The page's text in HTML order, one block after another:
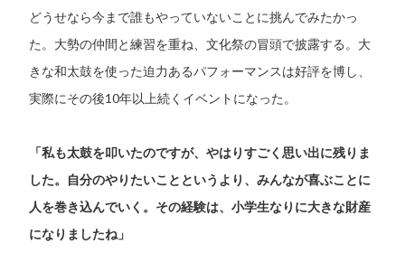
どうせなら今まで誰もやっていないことに挑んでみたかっ
た。大勢の仲間と練習を重ね、文化祭の冒頭で披露する。大
きな和太鼓を使った迫力あるパフォーマンスは好評を博し、
実際にその後10年以上続くイベントになった。
「私も太鼓を叩いたのですが、やはりすごく思い出に残りま
した。自分のやりたいことというより、みんなが喜ぶことに
人を巻き込んでいく。その経験は、小学生なりに大きな財産
になりましたね」